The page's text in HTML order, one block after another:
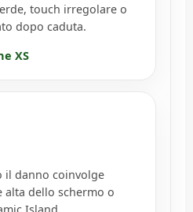
touch irregolare o
dopo caduta.
XS
il danno coinvolge
alta dello schermo o